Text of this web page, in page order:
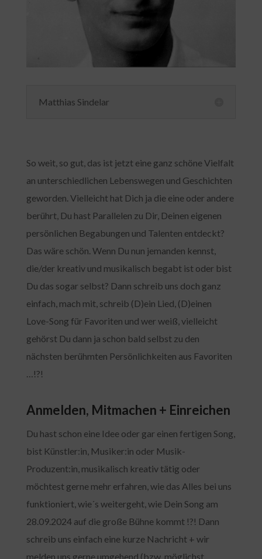
Matthias Sindelar
So weit, so gut, das ist jetzt eine ganz schöne Vielfalt
an unterschiedlichen Lebenswegen und Geschichten
geworden. Vielleicht hat Dich ja die eine oder andere
berührt, Du hast Parallelen zu Dir, Deinen eigenen
persönlichen Begabungen und Talenten entdeckt?
Das wäre schön. Wenn Du nun jemanden kennst,
die/der kreativ und musikalisch begabt ist oder bist
Du das sogar selbst? Dann schreib uns doch ganz
einfach, mach mit, schreib (D)ein Lied, (D)einen
Love-Song für Favoriten und wer weiß, vielleicht
gehörst Du dann ja schon bald selbst zu den
nächsten berühmten Persönlichkeiten aus Favoriten
…!?!
Anmelden, Mitmachen + Einreichen
Du hast schon eine Idee oder gar einen fertigen Song,
bist Künstler:in, Musiker:in oder Musik-
Produzent:in, musikalisch kreativ tätig oder
möchtest gerne mehr erfahren, wie das Alles bei uns
funktioniert, wie´s weitergeht, wie Dein Song am
28.09.2024 auf die große Bühne kommt !?! Dann
schreib uns einfach eine kurze Nachricht + wir
melden uns gerne umgehend (bzw. möglichst